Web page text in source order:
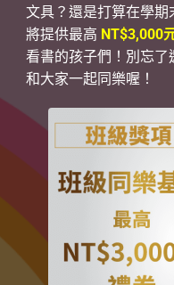
文具？還是打算在學期
將提供最高 NT$3,000
看書的孩子們！別忘了
和大家一起同樂喔！